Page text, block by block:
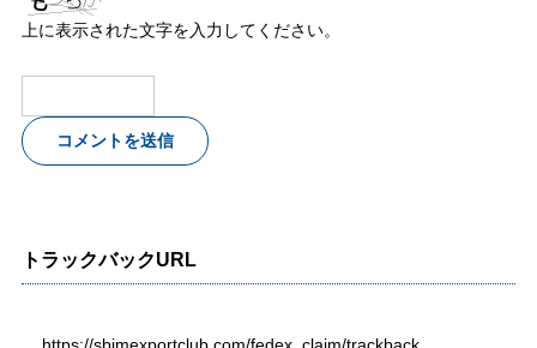
上に表示された文字を入力してください。
トラックバックURL